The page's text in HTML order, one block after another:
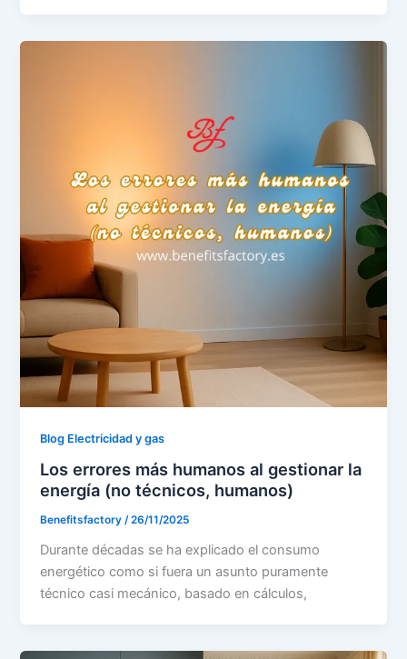
Blog Electricidad y gas
Los errores más humanos al gestionar la
energía (no técnicos, humanos)
Benefitsfactory/26/11/2025
Durante décadas se ha explicado el consumo
energético como si fuera un asunto puramente
técnico casi mecánico, basado en cálculos,